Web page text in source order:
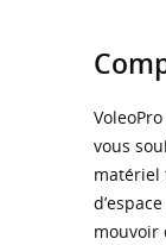
vous
matériel
mouvoir